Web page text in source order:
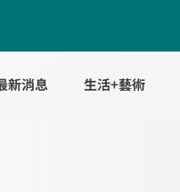
新消息 生活+藝術